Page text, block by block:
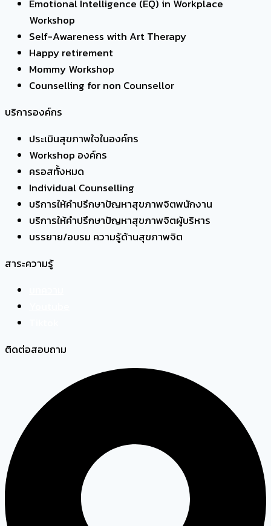
Emotional Intelligence (EQ) in Workplace
Workshop
Self-Awareness with Art Therapy
Happy retirement
Mommy Workshop
Counselling for non Counsellor
บริการองค์กร
ประเมินสุขภาพใจในองค์กร
Workshop องค์กร
ครอสทั้งหมด
Individual Counselling
บริการให้คำปรึกษาปัญหาสุขภาพจิตพนักงาน
บริการให้คำปรึกษาปัญหาสุขภาพจิตผู้บริหาร
บรรยาย/อบรม ความรู้ด้านสุขภาพจิต
สาระความรู้
ติดต่อสอบถาม